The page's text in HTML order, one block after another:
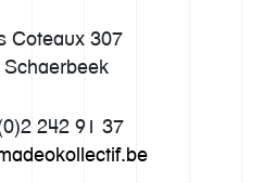
Coteaux 307
Schaerbeek
242 91 37